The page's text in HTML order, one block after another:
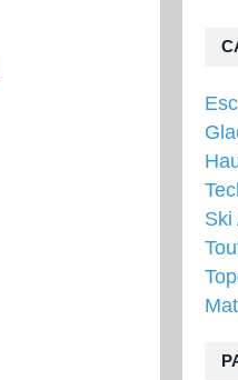
Ski